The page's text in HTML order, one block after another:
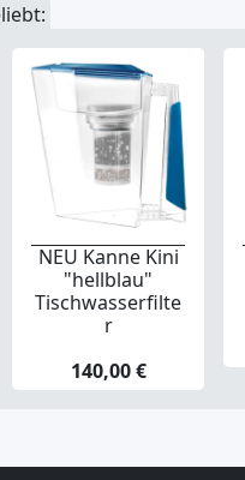
NEU Kanne Kini
"hellblau"
Tischwasserfilte
r
140,00 €